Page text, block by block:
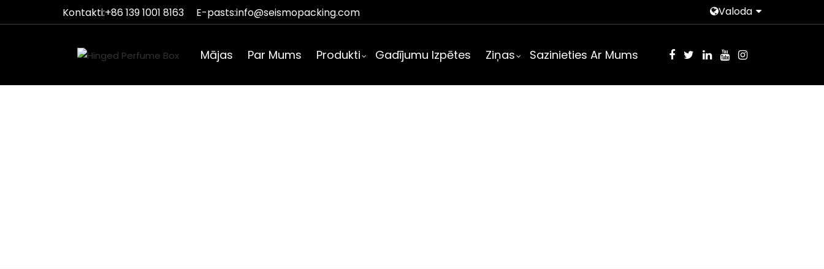
Valoda
Kontakti:+86 139 1001 8163 E-pasts:info@seismopacking.com
Mājas Par Mums Produkti Gadījumu Izpētes Ziņas Sazinieties Ar Mums